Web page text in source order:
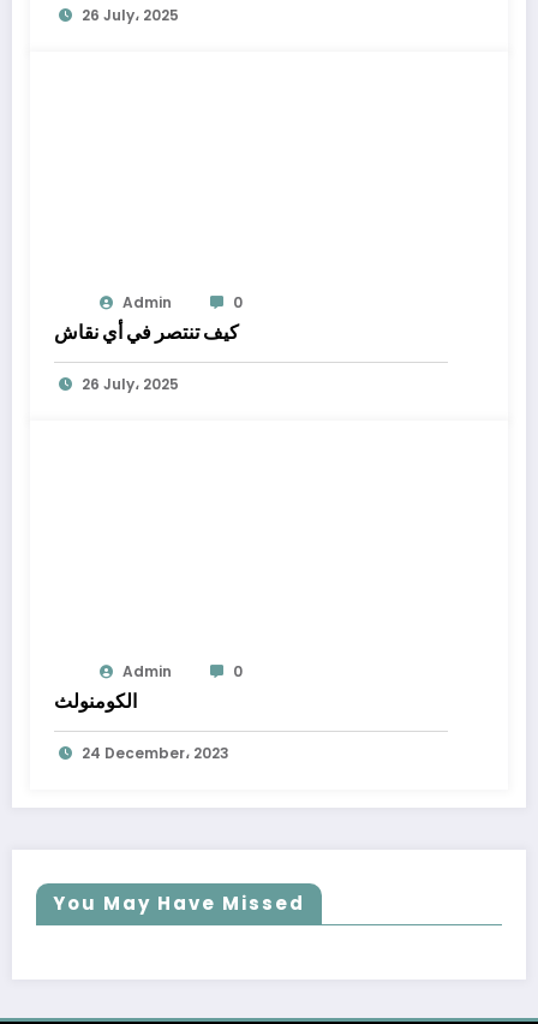
26 July، 2025
Admin 0
كيف تنتصر في أي نقاش
26 July، 2025
Admin 0
الكومنولث
24 December، 2023
You May Have Missed